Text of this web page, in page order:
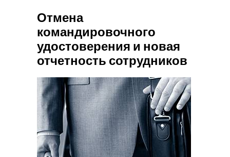
Отмена
командировочного
удостоверения и новая
отчетность сотрудников